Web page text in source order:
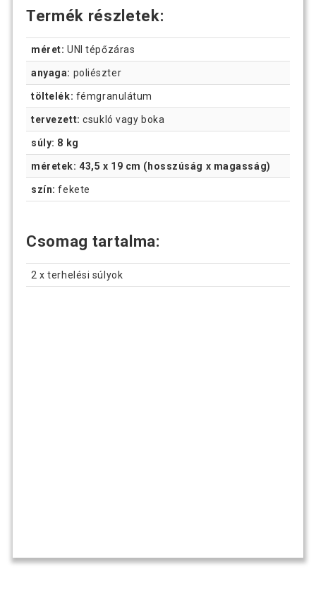
Termék részletek:
méret: UNI tépőzáras
anyaga: poliészter
töltelék: fémgranulátum
tervezett: csukló vagy boka
súly: 8 kg
méretek: 43,5 x 19 cm (hosszúság x magasság)
szín: fekete
Csomag tartalma:
2 x terhelési súlyok